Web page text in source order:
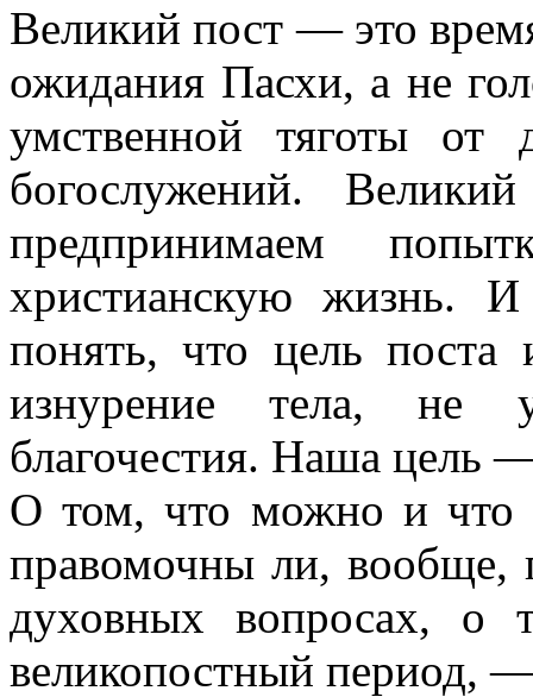
Великий пост — это
ожидания Пасхи, а не
умственной тяготы от
богослужений.
предпринимаем
христианскую жизнь.
понять, что цель
изнурение тела, не
благочестия. Наша цель
О том, что можно и что
правомочны ли, вообще,
духовных вопросах, о
великопостный период,